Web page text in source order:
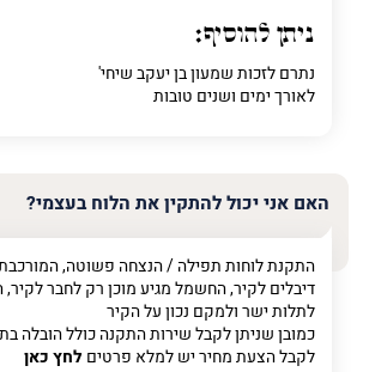
ניתן להוסיף:
נתרם לזכות שמעון בן יעקב שיחי'
לאורך ימים ושנים טובות
האם אני יכול להתקין את הלוח בעצמי?
דיבלים לקיר, החשמל מגיע מוכן רק לחבר
לתלות ישר ולמקם נכון על הקיר
כמובן שניתן לקבל שירות התקנה כולל הובלה
לקבל הצעת מחיר יש למלא פרטים לחץ כאן